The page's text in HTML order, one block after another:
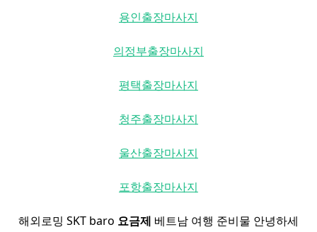
용인출장마사지
의정부출장마사지
평택출장마사지
청주출장마사지
울산출장마사지
포항출장마사지
해외로밍 SKT baro 요금제 베트남 여행 준비물 안녕하세